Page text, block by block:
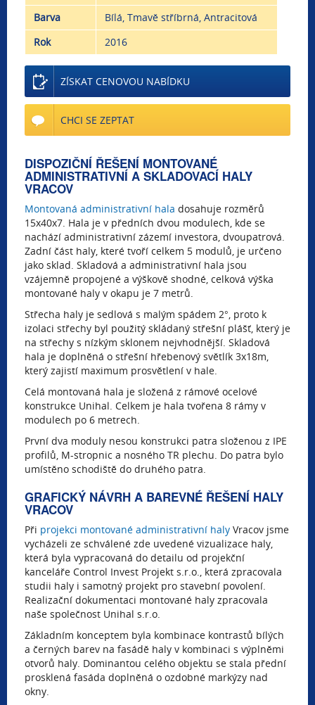
Barva
Bílá, Tmavě stříbrná, Antracitová
Rok
2016
ZÍSKAT CENOVOU NABÍDKU
CHCI SE ZEPTAT
DISPOZIČNÍ ŘEŠENÍ MONTOVANÉ
ADMINISTRATIVNÍ A SKLADOVACÍ HALY
VRACOV
Montovaná administrativní hala dosahuje rozměrů
15x40x7. Hala je v předních dvou modulech, kde se
nachází administrativní zázemí investora, dvoupatrová.
Zadní část haly, které tvoří celkem 5 modulů, je určeno
jako sklad. Skladová a administrativní hala jsou
vzájemně propojené a výškově shodné, celková výška
montované haly v okapu je 7 metrů.
Střecha haly je sedlová s malým spádem 2°, proto k
izolaci střechy byl použitý skládaný střešní plášť, který je
na střechy s nízkým sklonem nejvhodnější. Skladová
hala je doplněná o střešní hřebenový světlík 3x18m,
který zajistí maximum prosvětlení v hale.
Celá montovaná hala je složená z rámové ocelové
konstrukce Unihal. Celkem je hala tvořena 8 rámy v
modulech po 6 metrech.
První dva moduly nesou konstrukci patra složenou z IPE
profilů, M-stropnic a nosného TR plechu. Do patra bylo
umístěno schodiště do druhého patra.
GRAFICKÝ NÁVRH A BAREVNÉ ŘEŠENÍ HALY
VRACOV
Při projekci montované administrativní haly Vracov jsme
vycházeli ze schválené zde uvedené vizualizace haly,
která byla vypracovaná do detailu od projekční
kanceláře Control Invest Projekt s.r.o., která zpracovala
studii haly i samotný projekt pro stavební povolení.
Realizační dokumentaci montované haly zpracovala
naše společnost Unihal s.r.o.
Základním konceptem byla kombinace kontrastů bílých
a černých barev na fasádě haly v kombinaci s výplněmi
otvorů haly. Dominantou celého objektu se stala přední
prosklená fasáda doplněná o ozdobné markýzy nad
okny.